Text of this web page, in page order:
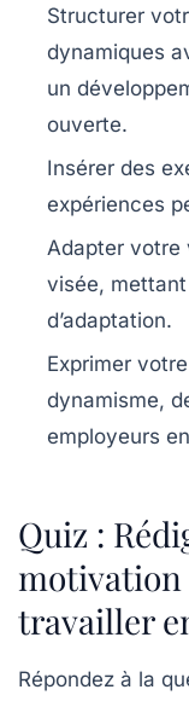
Structurer
dynamiques
un
ouverte.
Insérer des
expériences
Adapter votre
visée,
d’adaptation.
Exprimer
dynamisme,
employeurs
Quiz :
motivation
travailler
Répondez à la